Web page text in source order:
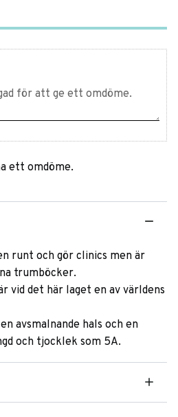
ett omdöme.
runt och gör clinics men är
trumböcker.
vid det här laget en av världens
avsmalnande hals och en
och tjocklek som 5A.